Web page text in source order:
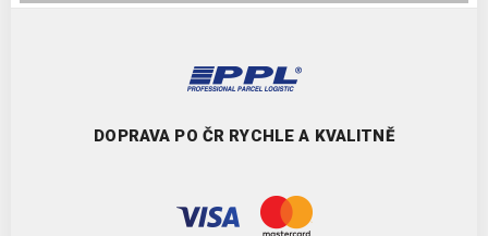
DOPRAVA PO ČR RYCHLE A KVALITNĚ